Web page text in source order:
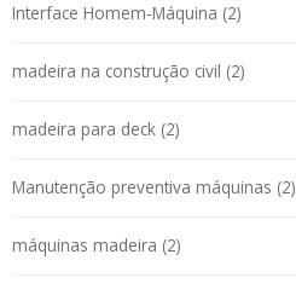
Interface Homem-Máquina (2)
madeira na construção civil (2)
madeira para deck (2)
Manutenção preventiva máquinas (2)
máquinas madeira (2)